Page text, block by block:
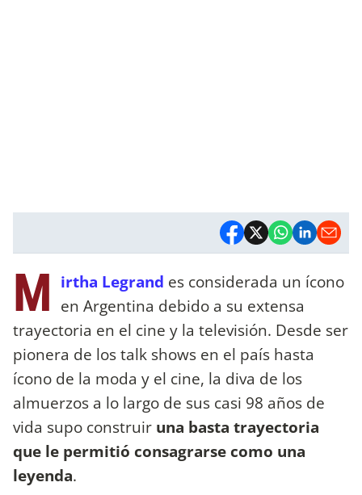
M irtha Legrand es considerada un ícono
en Argentina debido a su extensa
trayectoria en el cine y la televisión. Desde ser
pionera de los talk shows en el país hasta
ícono de la moda y el cine, la diva de los
almuerzos a lo largo de sus casi 98 años de
vida supo construir una basta trayectoria
que le permitió consagrarse como una
leyenda.